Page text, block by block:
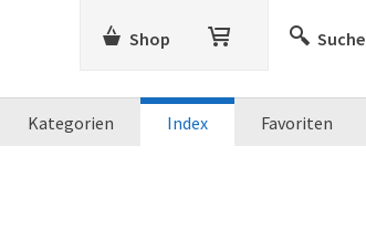
Shop Suche
Kategorien Index Favoriten